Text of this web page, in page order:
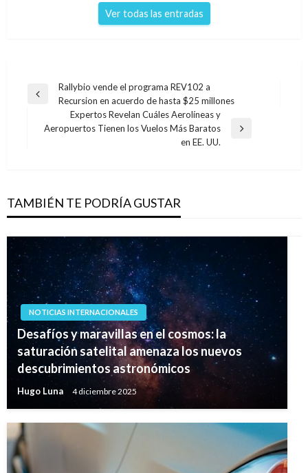
Ver todas las entradas
Navegación
entradas
Entrada
Rallybio vende el programa REV102 a
Recursion en acuerdo de hasta $25 millones
Entrada
Expertos Revelan Cuáles Aerolíneas y
Aeropuertos Tienen los Vuelos Más Baratos
en EE. UU.
TAMBIÉN TE PODRÍA GUSTAR
NOTICIAS INTERNACIONALES
Desafíos y maravillas en el cosmos: la
saturación satelital amenaza los nuevos
descubrimientos astronómicos
Hugo Luna 4 diciembre 2025